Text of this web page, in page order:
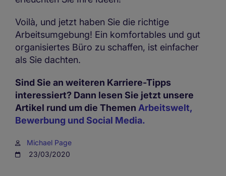
Voilà, und jetzt haben Sie die richtige
Arbeitsumgebung! Ein komfortables und gut
organisiertes Büro zu schaffen, ist einfacher
als Sie dachten.
Sind Sie an weiteren Karriere-Tipps
interessiert? Dann lesen Sie jetzt unsere
Artikel rund um die Themen Arbeitswelt,
Bewerbung und Social Media.
Michael Page
23/03/2020